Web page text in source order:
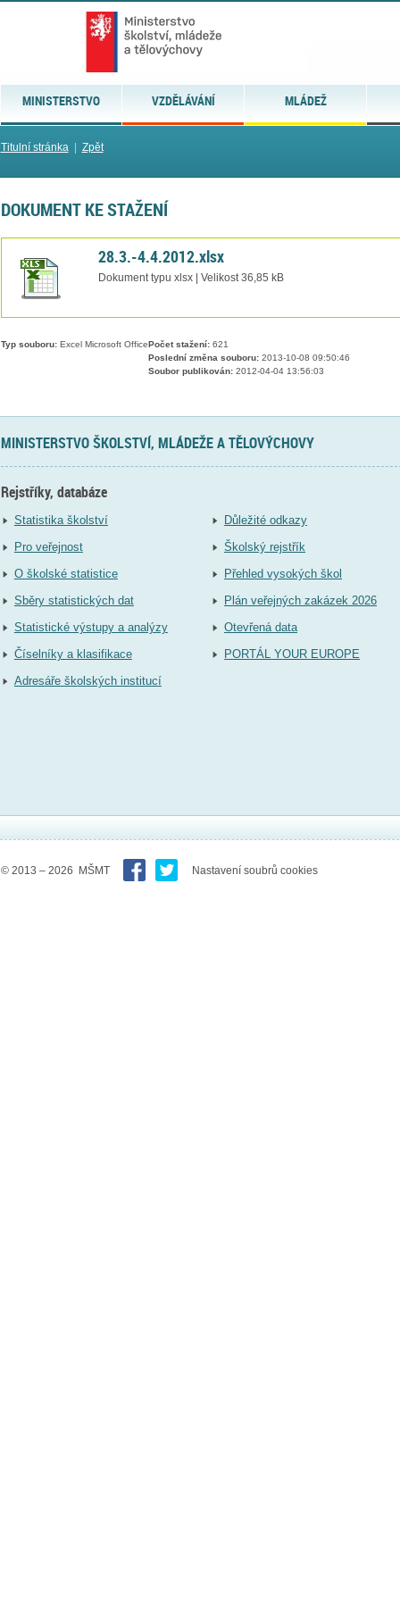
MINISTERSTVO VZDĚLÁVÁNÍ MLÁDEŽ
Titulní stránka| Zpět
DOKUMENT KE STAŽENÍ
28.3.-4.4.2012.xlsx
Dokument typu xlsx | Velikost 36,85 kB
Typ souboru:Excel Microsoft Office Počet stažení:621
Poslední změna souboru:2013-10-08 09:50:46
Soubor publikován:2012-04-04 13:56:03
MINISTERSTVO ŠKOLSTVÍ, MLÁDEŽE A TĚLOVÝCHOVY
Rejstříky, databáze
Statistika školství
Pro veřejnost
O školské statistice
Sběry statistických dat
Statistické výstupy a analýzy
Číselníky a klasifikace
Adresáře školských institucí
Důležité odkazy
Školský rejstřík
Přehled vysokých škol
Plán veřejných zakázek 2026
Otevřená data
PORTÁL YOUR EUROPE
© 2013 – 2026 MŠMT Nastavení soubrů cookies